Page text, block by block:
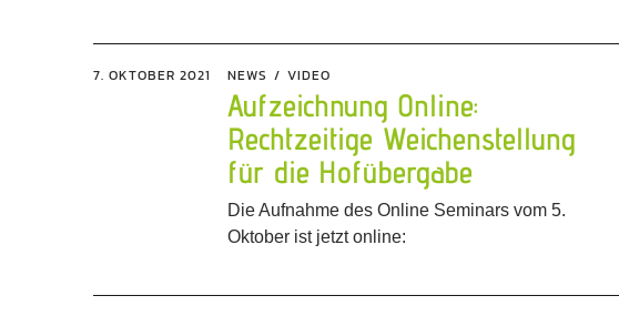
7. OKTOBER 2021 NEWS VIDEO
Aufzeichnung Online:
Rechtzeitige Weichenstellung
für die Hofübergabe
Die Aufnahme des Online Seminars vom 5.
Oktober ist jetzt online: